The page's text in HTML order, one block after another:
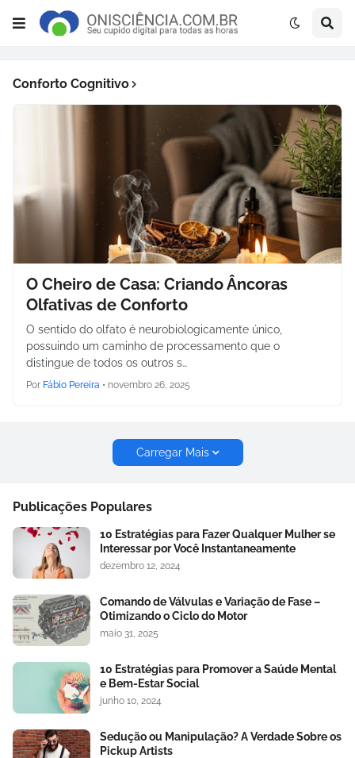
Conforto Cognitivo
O Cheiro de Casa: Criando Âncoras
Olfativas de Conforto
O sentido do olfato é neurobiologicamente único,
possuindo um caminho de processamento que o
distingue de todos os outros s…
Por Fábio Pereira • novembro 26, 2025
Carregar Mais
Publicações Populares
10 Estratégias para Fazer Qualquer Mulher se
Interessar por Você Instantaneamente
dezembro 12, 2024
Comando de Válvulas e Variação de Fase –
Otimizando o Ciclo do Motor
maio 31, 2025
10 Estratégias para Promover a Saúde Mental
e Bem-Estar Social
junho 10, 2024
Sedução ou Manipulação? A Verdade Sobre os
Pickup Artists